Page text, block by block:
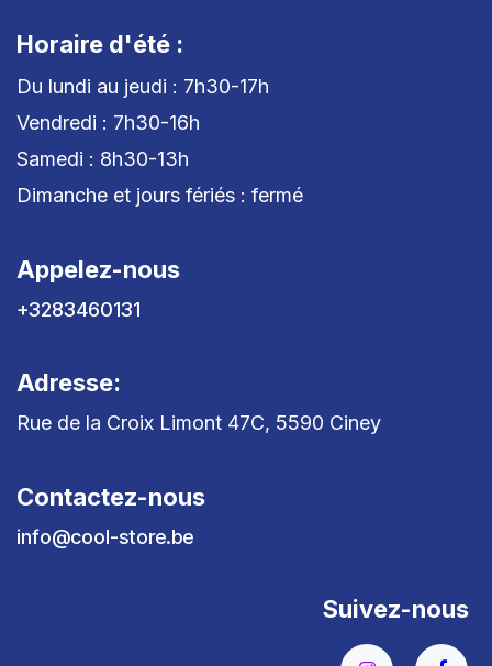
Horaire d'été :
Du lundi au jeudi : 7h30-17h
Vendredi : 7h30-16h
Samedi : 8h30-13h
Dimanche et jours fériés : fermé
Appelez-nous
+3283460131
Adresse:
Rue de la Croix Limont 47C, 5590 Ciney
Contactez-nous
info@cool-store.be
Suivez-nous